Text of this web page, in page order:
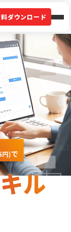
ダウンロード